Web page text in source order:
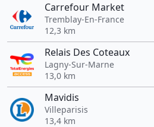
Carrefour Market
Tremblay-En-France
12,3 km
Relais Des Coteaux
Lagny-Sur-Marne
13,0 km
Mavidis
Villeparisis
13,4 km